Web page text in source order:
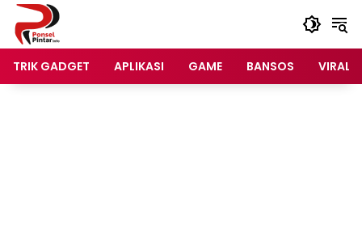
Langsung
konten
TRIK GADGET
APLIKASI GAME BANSOS VIRAL